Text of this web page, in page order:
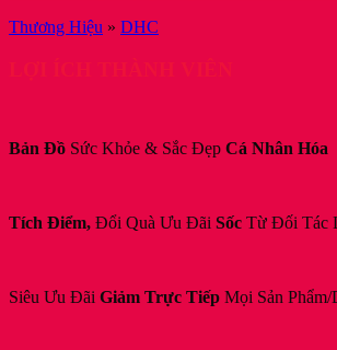
Thương Hiệu » DHC
Bản Đồ Sức Khỏe & Sắc Đẹp Cá Nhân Hóa
Tích Điểm, Đổi Quà Ưu Đãi Sốc Từ Đối Tác
Siêu Ưu Đãi Giảm Trực Tiếp Mọi Sản